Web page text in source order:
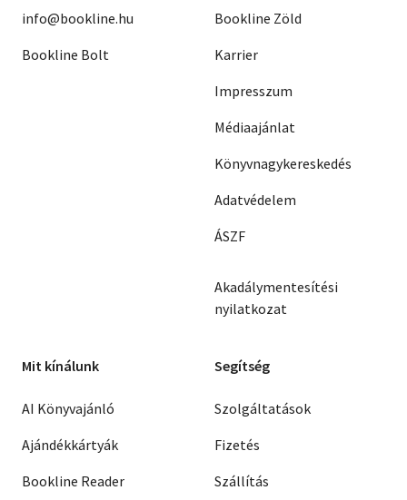
info@bookline.hu
Bookline Bolt
Bookline Zöld
Karrier
Impresszum
Médiaajánlat
Könyvnagykereskedés
Adatvédelem
ÁSZF
Akadálymentesítési
nyilatkozat
Mit kínálunk
AI Könyvajánló
Ajándékkártyák
Bookline Reader
Segítség
Szolgáltatások
Fizetés
Szállítás